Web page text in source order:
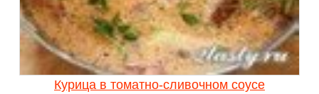
Курица в томатно-сливочном соусе